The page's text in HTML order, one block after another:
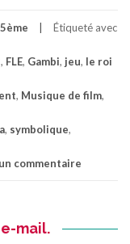
Étiqueté avec
, FLE, Gambi, jeu, le roi
, Musique de film,
, symbolique,
commentaire
mail.